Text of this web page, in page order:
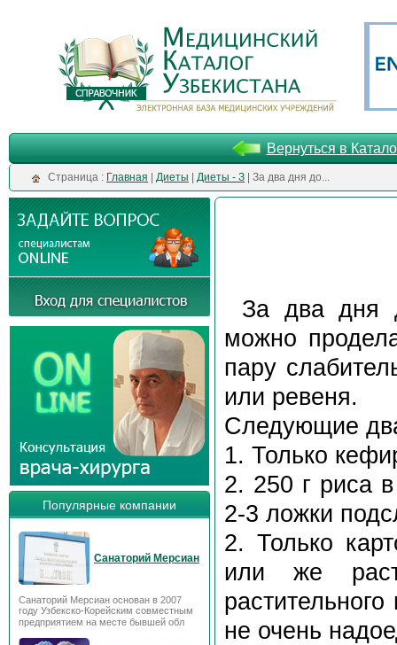
Вернуться в
Cтраница : Главная Диеты Диеты - З | За два дня до...
Популярные компании
Санаторий Мерсиан
Санаторий Мерсиан основан в 2007
году Узбекско-Корейским совместным
предприятием на месте бывшей обл
За два дня
можно
пару
или ревеня.
Следующие
1. Только
2. 250 г риса
2-3 ложки
2. Только
или же
не очень